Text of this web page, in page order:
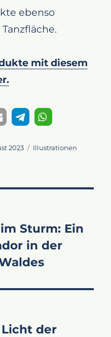
ebenso
mit diesem
2023 Kategorien
Illustrationen
Sturm: Ein
in der
Licht der